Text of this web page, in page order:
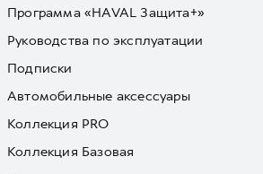
Программа «HAVAL Защита+»
Руководства по эксплуатации
Подписки
Автомобильные аксессуары
Коллекция PRO
Коллекция Базовая